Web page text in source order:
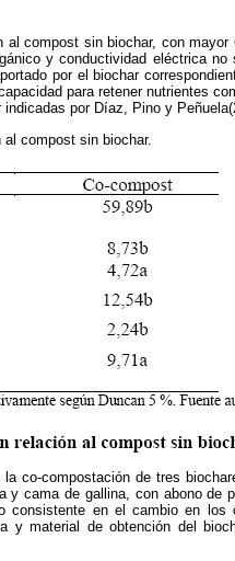
al compost sin biochar, con
y conductividad eléctrica no
por el biochar
para retener nutrientes
por Díaz, Pino y
compost sin biochar.
co-compostación de tres
y cama de gallina, con abono de
consistente en el cambio en los
y material de obtención del